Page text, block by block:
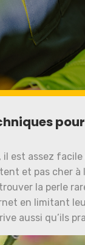
il est assez
et pas cher
la perle
en limitant
aussi qu’ils